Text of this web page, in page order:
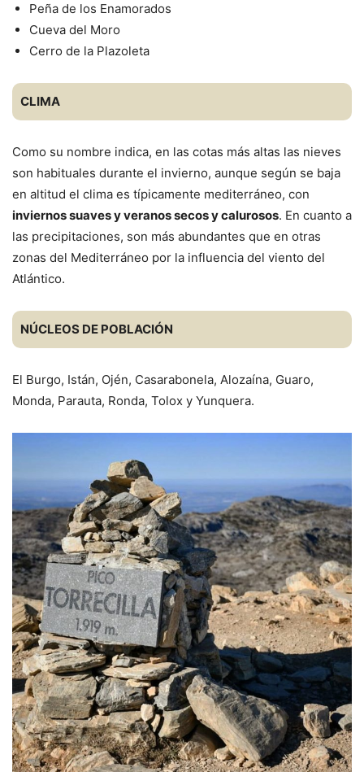
Peña de los Enamorados
Cueva del Moro
Cerro de la Plazoleta
CLIMA
Como su nombre indica, en las cotas más altas las nieves
son habituales durante el invierno, aunque según se baja
en altitud el clima es típicamente mediterráneo, con
inviernos suaves y veranos secos y calurosos. En cuanto a
las precipitaciones, son más abundantes que en otras
zonas del Mediterráneo por la influencia del viento del
Atlántico.
NÚCLEOS DE POBLACIÓN
El Burgo, Istán, Ojén, Casarabonela, Alozaína, Guaro,
Monda, Parauta, Ronda, Tolox y Yunquera.